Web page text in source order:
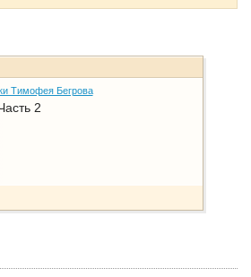
Тимофея Бегрова
2